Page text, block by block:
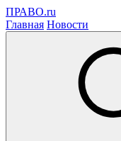
ПРАВО.ru
Главная Новости